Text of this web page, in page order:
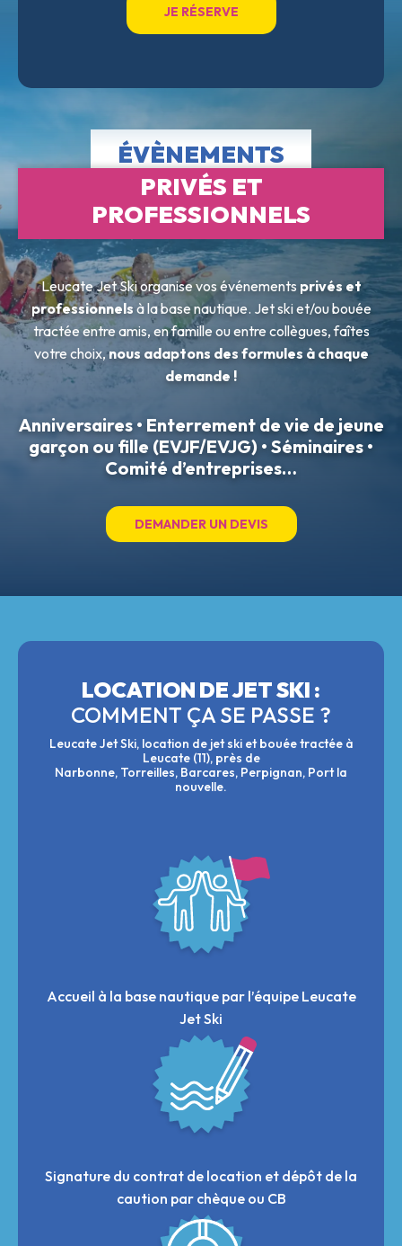
JE RÉSERVE
ÉVÈNEMENTS
PRIVÉS ET
PROFESSIONNELS
Leucate Jet Ski organise vos événements privés et
professionnels à la base nautique. Jet ski et/ou bouée
tractée entre amis, en famille ou entre collègues, faîtes
votre choix,nous adaptons des formules à chaque
demande !
Anniversaires • Enterrement de vie de jeune
garçon ou fille (EVJF/EVJG) • Séminaires •
Comité d’entreprises…
DEMANDER UN DEVIS
LOCATION DE JET SKI :
COMMENT ÇA SE PASSE ?
Leucate Jet Ski, location de jet ski et bouée tractée à
Leucate (11), près de
Narbonne, Torreilles, Barcares, Perpignan, Port la
nouvelle.
Accueil à la base nautique par l’équipe Leucate
Jet Ski
Signature du contrat de location et dépôt de la
caution par chèque ou CB